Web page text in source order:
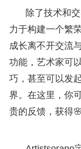
除了技术和
力于构建一个繁
成长离不开交流
功能，艺术家可
巧，甚至可以发
界。在这里，你
贵的反馈，获得